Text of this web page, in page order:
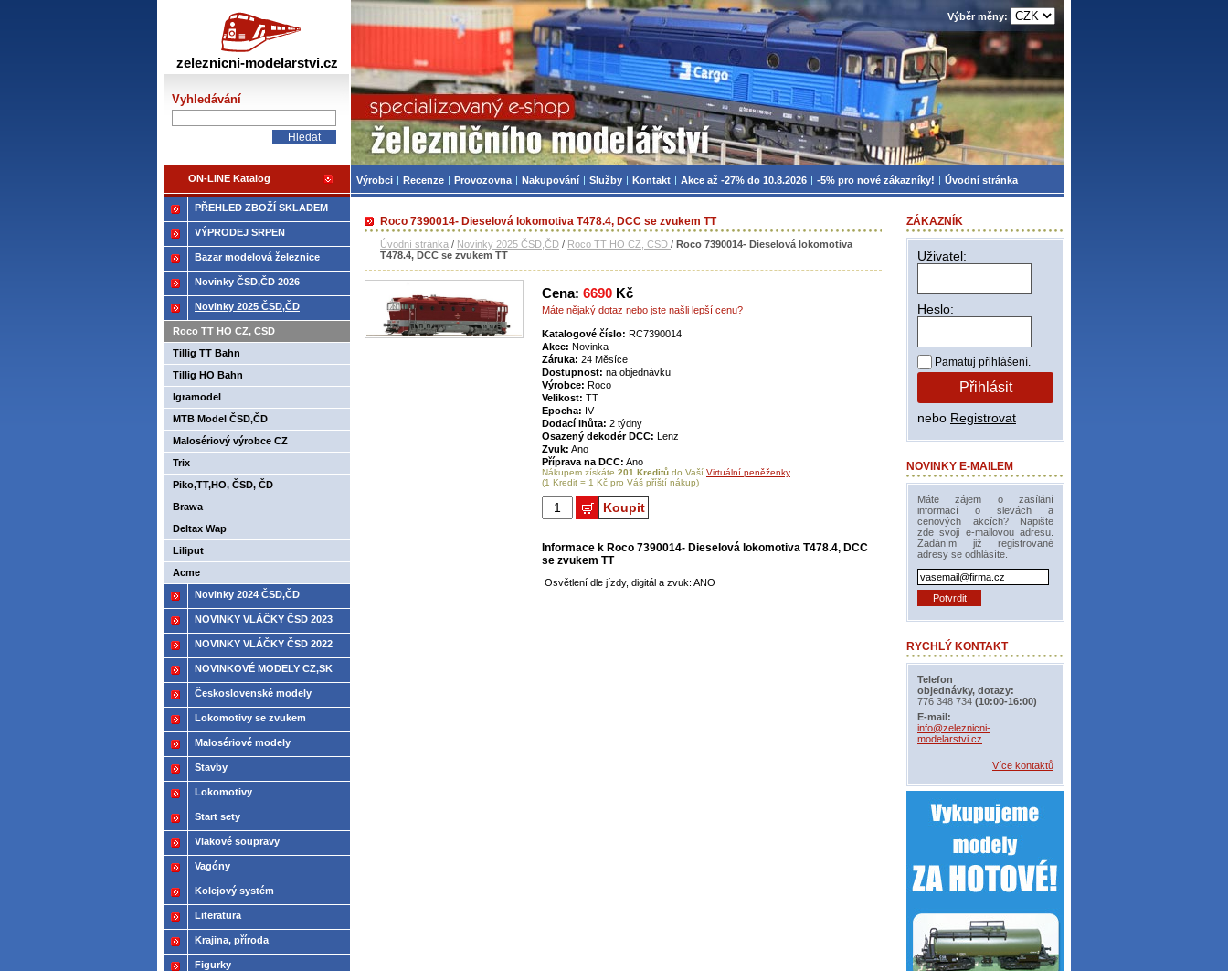
Roco 7390014- Dieselová lokomotiva T478.4, DCC se zvukem TT
Úvodní stránka / Novinky 2025 ČSD,ČD / Roco TT HO CZ, CSD / Roco 7390014- Dieselová lokomotiva
T478.4, DCC se zvukem TT
Cena: 6690 Kč
Máte nějaký dotaz nebo jste našli lepší cenu?
Katalogové číslo: RC7390014
Akce: Novinka
Záruka: 24 Měsíce
Dostupnost: na objednávku
Výrobce: Roco
Velikost: TT
Epocha: IV
Dodací lhůta: 2 týdny
Osazený dekodér DCC: Lenz
Zvuk: Ano
Příprava na DCC: Ano
Nákupem získáte 201 Kreditů do Vaší Virtuální peněženky
(1 Kredit = 1 Kč pro Váš příští nákup)
Koupit
Informace k Roco 7390014- Dieselová lokomotiva T478.4, DCC
se zvukem TT
Osvětlení dle jízdy, digitál a zvuk: ANO
ZÁKAZNÍK
Uživatel:
Heslo:
Pamatuj přihlášení.
Přihlásit
nebo Registrovat
NOVINKY E-MAILEM
Máte zájem o zasílání
informací o slevách a
cenových akcích? Napište
zde svoji e-mailovou adresu.
Zadáním již registrované
adresy se odhlásíte.
RYCHLÝ KONTAKT
Telefon
objednávky, dotazy:
776 348 734 (10:00-16:00)
E-mail:
info@zeleznicni-
modelarstvi.cz
Více kontaktů
PŘEHLED ZBOŽÍ SKLADEM
VÝPRODEJ SRPEN
Bazar modelová železnice
Novinky ČSD,ČD 2026
Novinky 2025 ČSD,ČD
Roco TT HO CZ, CSD
Tillig TT Bahn
Tillig HO Bahn
Igramodel
MTB Model ČSD,ČD
Malosériový výrobce CZ
Trix
Piko,TT,HO, ČSD, ČD
Brawa
Deltax Wap
Liliput
Acme
Novinky 2024 ČSD,ČD
NOVINKY VLÁČKY ČSD 2023
NOVINKY VLÁČKY ČSD 2022
NOVINKOVÉ MODELY CZ,SK
2021
Československé modely
ČSD,ČD
Lokomotivy se zvukem
Malosériové modely
Stavby
Lokomotivy
Start sety
Vlakové soupravy
Vagóny
Kolejový systém
Literatura
Krajina, příroda
Figurky
zeleznicni-modelarstvi.cz
Vyhledávání
ON-LINE Katalog
Železniční modelářství, modely, TT, H0, mašinky
Výběr měny:
Výrobci Recenze Provozovna Nakupování Služby Kontakt Akce až -27% do 10.8.2026 -5% pro nové zákazníky! Úvodní stránka